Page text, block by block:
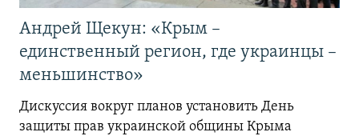
Андрей Щекун: «Крым –
единственный регион, где украинцы –
меньшинство»
Дискуссия вокруг планов установить День
защиты прав украинской общины Крыма